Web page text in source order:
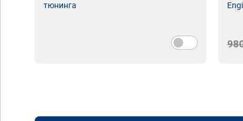
тюнинга